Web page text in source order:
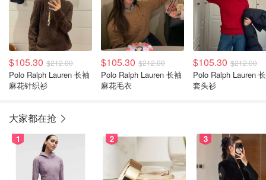
$105.30 $212.00
Polo Ralph Lauren 长袖
麻花针织衫
$105.30 $212.00
Polo Ralph Lauren 长袖
麻花毛衣
$105.30 $212.00
Polo Ralph Lauren
套头衫
大家都在抢
1 2 3